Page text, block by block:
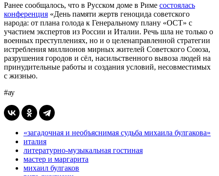
Ранее сообщалось, что в Русском доме в Риме состоялась
конференция «День памяти жертв геноцида советского
народа: от плана голода к Генеральному плану «ОСТ» с
участием экспертов из России и Италии. Речь шла не только о
военных преступлениях, но и о целенаправленной стратегии
истребления миллионов мирных жителей Советского Союза,
разрушения городов и сёл, насильственного вывоза людей на
принудительные работы и создания условий, несовместимых
с жизнью.
#ау
«загадочная и необъяснимая судьба михаила булгакова»
италия
литературно-музыкальная гостиная
мастер и маргарита
михаил булгаков